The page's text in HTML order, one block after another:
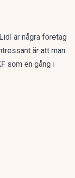
är några företag
är att man
som en gång i